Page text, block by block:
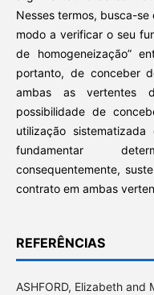
Nesses termos, busca-
modo a verificar o seu
de homogeneização”
portanto, de conceber
ambas as vertentes
possibilidade de
utilização
fundamentar
consequentemente,
contrato em ambas
REFERÊNCIAS
ASHFORD, Elizabeth and